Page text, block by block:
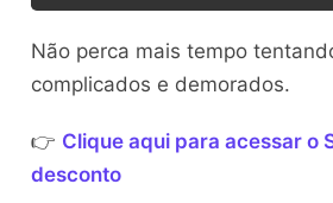
Não perca mais tempo
complicados e demorados.
👉 Clique aqui para acessar o
desconto